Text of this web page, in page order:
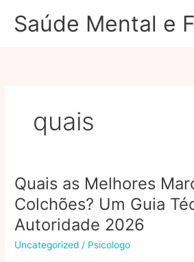
paraSaúde Mental e
quais
Quais as Melhores
Colchões? Um Guia
Autoridade 2026
Uncategorized / Psicologo